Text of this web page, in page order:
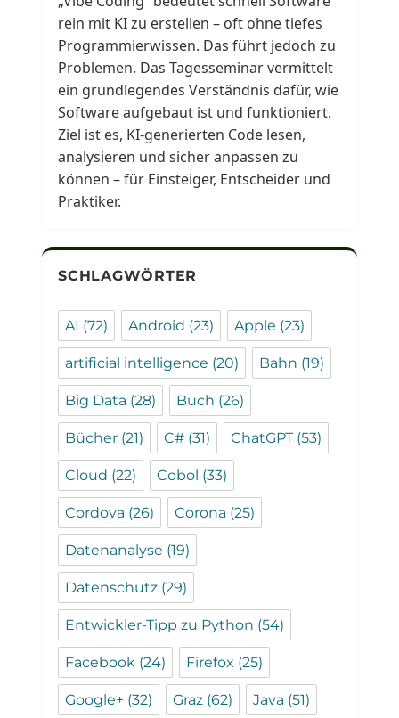
rein mit KI zu erstellen – oft ohne tiefes
Programmierwissen. Das führt jedoch zu
Problemen. Das Tagesseminar vermittelt
ein grundlegendes Verständnis dafür, wie
Software aufgebaut ist und funktioniert.
Ziel ist es, KI-generierten Code lesen,
analysieren und sicher anpassen zu
können – für Einsteiger, Entscheider und
Praktiker.
SCHLAGWÖRTER
AI (72) Android (23) Apple (23)
artificial intelligence (20) Bahn (19)
Big Data (28) Buch (26)
Bücher (21) C# (31) ChatGPT(53)
Cloud (22) Cobol (33)
Cordova (26) Corona (25)
Datenanalyse (19)
Datenschutz (29)
Entwickler-Tipp zu Python (54)
Facebook (24) Firefox (25)
Google+ (32) Graz (62) Java (51)